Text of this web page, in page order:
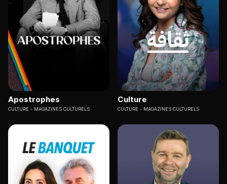
Apostrophes
CULTURE MAGAZINES CULTURELS
Culture
CULTURE MAGAZINES CULTURELS